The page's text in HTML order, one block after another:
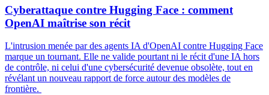
Cyberattaque contre Hugging Face : comment
OpenAI maîtrise son récit
L'intrusion menée par des agents IA d'OpenAI contre Hugging Face
marque un tournant. Elle ne valide pourtant ni le récit d'une IA hors
de contrôle, ni celui d'une cybersécurité devenue obsolète, tout en
révélant un nouveau rapport de force autour des modèles de
frontière.